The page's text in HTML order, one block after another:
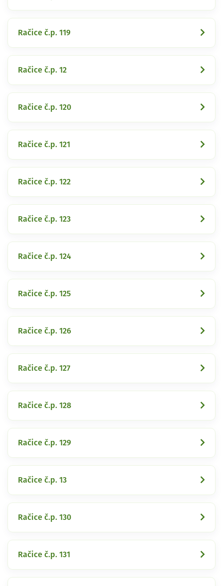
Račice č.p. 119
Račice č.p. 12
Račice č.p. 120
Račice č.p. 121
Račice č.p. 122
Račice č.p. 123
Račice č.p. 124
Račice č.p. 125
Račice č.p. 126
Račice č.p. 127
Račice č.p. 128
Račice č.p. 129
Račice č.p. 13
Račice č.p. 130
Račice č.p. 131